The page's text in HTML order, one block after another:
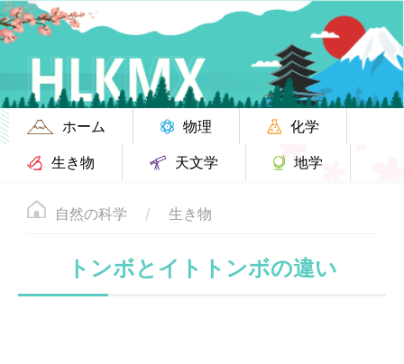
ホーム 物理
化学
生き物
天文学 地学
自然の科学 生き物
トンボとイトトンボの違い